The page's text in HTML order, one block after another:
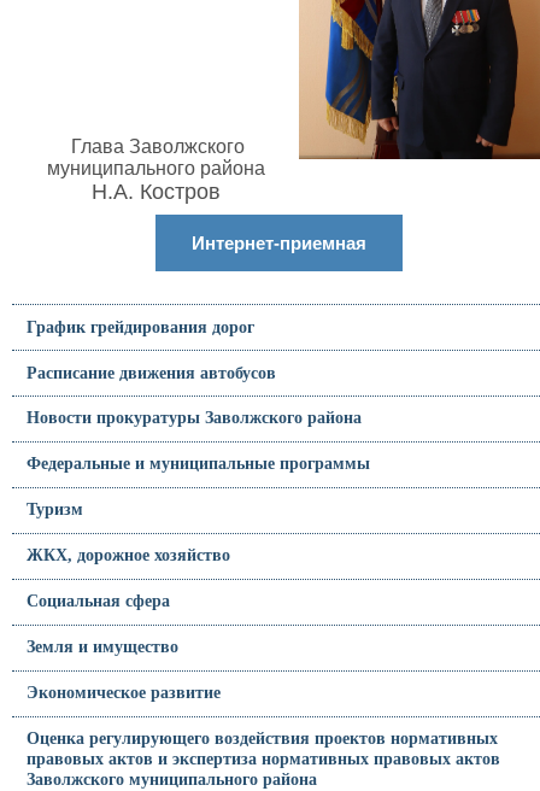
Глава Заволжского
муниципального района
Н.А. Костров
Интернет-приемная
График грейдирования дорог
Расписание движения автобусов
Новости прокуратуры Заволжского района
Федеральные и муниципальные программы
Туризм
ЖКХ, дорожное хозяйство
Социальная сфера
Земля и имущество
Экономическое развитие
Оценка регулирующего воздействия проектов нормативных
правовых актов и экспертиза нормативных правовых актов
Заволжского муниципального района